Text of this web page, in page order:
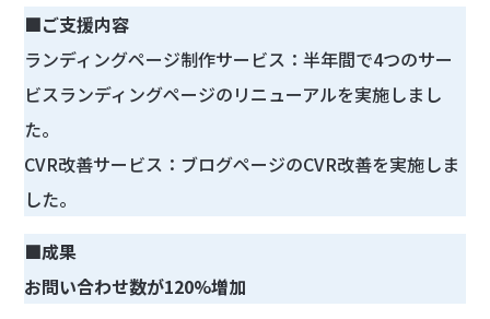
■ご支援内容
ランディングページ制作サービス：半年間で4つのサー
ビスランディングページのリニューアルを実施しまし
た。
CVR改善サービス：ブログページのCVR改善を実施しま
した。
■成果
お問い合わせ数が120%増加